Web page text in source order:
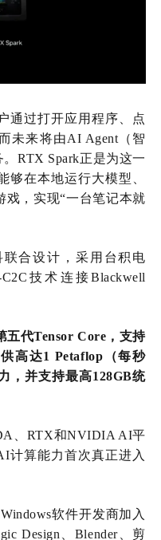
通过打开应用程序、点
未来将由AI Agent（智
RTX Spark正是为这一
够在本地运行大模型、
，实现“一台笔记本就
合设计，采用台积电
技术连接Blackwell
五代Tensor Core，支持
高达1 Petaflop（每秒
，并支持最高128GB统
、RTX和NVIDIA AI平
计算能力首次真正进入
软件开发商加入
Design、Blender、剪